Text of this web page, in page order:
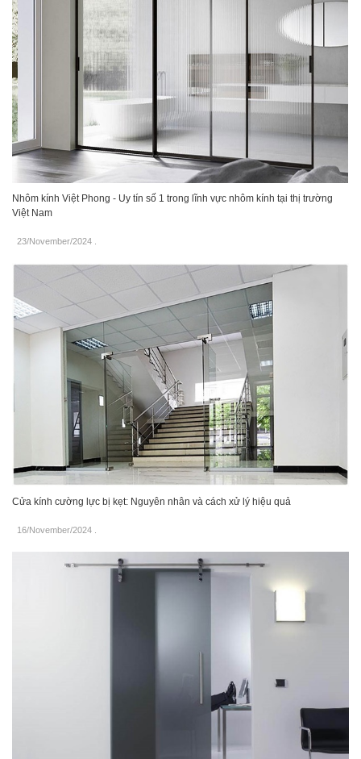
Nhôm kính Việt Phong - Uy tín số 1 trong lĩnh vực nhôm kính tại thị trường
Việt Nam
23/November/2024
Cửa kính cường lực bị kẹt: Nguyên nhân và cách xử lý hiệu quả
16/November/2024